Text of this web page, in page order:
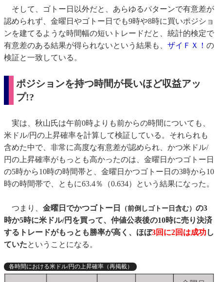
そして、ゴトー日以外だと、あらゆるパターンで有意差が
認められず、金曜日やゴトー日でも9時や8時に買いポジショ
ンを建てるような時間幅の短いトレードだと、統計的検定で
有意差のある結果が得られないという結果も、 ザイＦＸ！ の
検証と一致している。
ポジションを持つ時間が長いほど収益アッ
プ!?
実は、秋山氏は午前0時よりも前からの時間についても、
米ドル/円の上昇確率を計算して検証している。それられも
含めた中で、非常に高度な有意差が認められ、かつ米ドル/
円の上昇確率がもっとも高かったのは、金曜日かつゴトー日
の5時から10時の時間帯と、金曜日かつゴトー日の3時から10
時の時間帯で、ともに63.4％（0.634）という結果になった。
つまり、 金曜日でかつゴトー日 （前倒しゴトー日含む） の3
時か5時に米ドル/円を買って、仲値公表後の10時に売り決済
するトレードがもっとも勝率が高く、ほぼ3回に2回は成功し
ていたということになる。
各時間における米ドル/円の上昇確率（再掲載）